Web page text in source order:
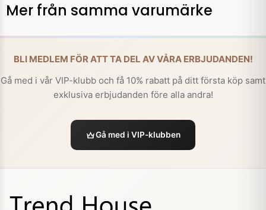
Mer från samma varumärke
BLI MEDLEM FÖR ATT TA DEL AV VÅRA ERBJUDANDEN!
Gå med i vår VIP-klubb och få 10% rabatt på ditt första köp samt
exklusiva erbjudanden före alla andra!
Gå med i VIP-klubben